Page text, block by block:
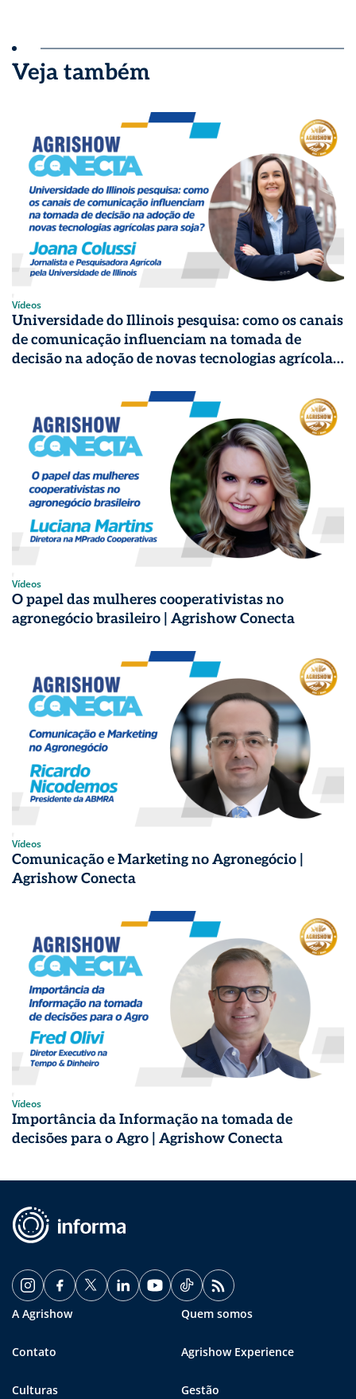
Veja também
Vídeos
Universidade do Illinois pesquisa: como os canais
de comunicação influenciam na tomada de
decisão na adoção de novas tecnologias agrícolas
Vídeos
O papel das mulheres cooperativistas no
agronegócio brasileiro | Agrishow Conecta
Vídeos
Comunicação e Marketing no Agronegócio |
Agrishow Conecta
Vídeos
Importância da Informação na tomada de
decisões para o Agro | Agrishow Conecta
A Agrishow Quem somos
Contato Agrishow Experience
Culturas Gestão